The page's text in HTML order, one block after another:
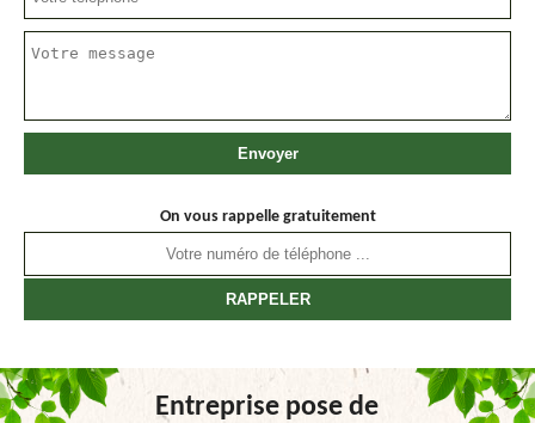
On vous rappelle gratuitement
Entreprise pose de